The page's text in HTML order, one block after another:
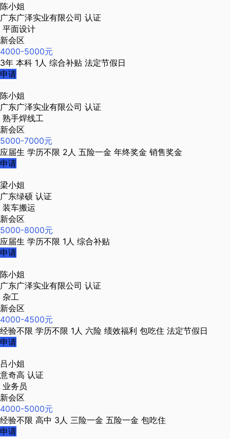
陈小姐
广东广泽实业有限公司 认证
平面设计
新会区
4000-5000元
3年 本科 1人 综合补贴 法定节假日
申请
陈小姐
广东广泽实业有限公司 认证
熟手焊线工
新会区
5000-7000元
应届生 学历不限 2人 五险一金 年终奖金 销售奖金
申请
梁小姐
广东绿硕 认证
装车搬运
新会区
5000-8000元
应届生 学历不限 1人 综合补贴
申请
陈小姐
广东广泽实业有限公司 认证
杂工
新会区
4000-4500元
经验不限 学历不限 1人 六险 绩效福利 包吃住 法定节假日
申请
吕小姐
意奇高 认证
业务员
新会区
4000-5000元
经验不限 高中 3人 三险一金 五险一金 包吃住
申请